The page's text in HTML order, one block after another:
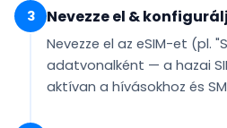
3 Nevezze el &
Nevezze el az eSIM-et (pl.
adatvonalként — a hazai
aktívan a hívásokhoz és